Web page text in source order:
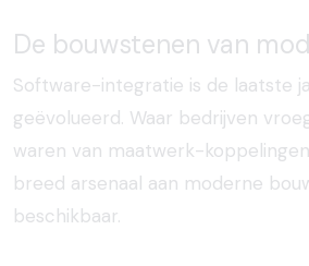
De bouwstenen van
Software-integratie is de laatste
geëvolueerd. Waar bedrijven
waren van maatwerk-
breed arsenaal aan moderne
beschikbaar.